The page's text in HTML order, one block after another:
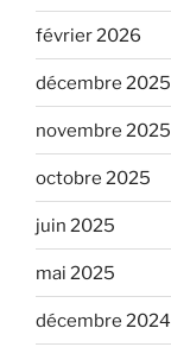
février 2026
décembre 2025
novembre 2025
octobre 2025
juin 2025
mai 2025
décembre 2024